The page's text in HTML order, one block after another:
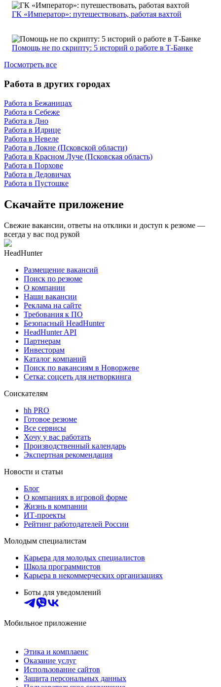
ГК «Император»: путешествовать, работая вахтой
Помощь не по скрипту: 5 историй о работе в Т-Банке
Посмотреть все
Работа в других городах
Работа в Бежаницах
Работа в Себеже
Работа в Дно
Работа в Идрице
Работа в Невеле
Работа в Локне (Псковской области)
Работа в Красном Луче (Псковская область)
Работа в Порхове
Работа в Дедовичах
Работа в Пустошке
Скачайте приложение
Свежие вакансии, ответы на отклики и доступ к резюме —
всегда у вас под рукой
HeadHunter
Размещение вакансий
Поиск по резюме
О компании
Наши вакансии
Реклама на сайте
Требования к ПО
Безопасный HeadHunter
HeadHunter API
Партнерам
Инвесторам
Каталог компаний
Поиск по вакансиям в Новоржеве
Сетка: соцсеть для нетворкинга
Соискателям
hh PRO
Готовое резюме
Все сервисы
Хочу у вас работать
Производственный календарь
Экспертная рекомендация
Новости и статьи
Блог
О компаниях в игровой форме
Жизнь в компании
ИТ-проекты
Рейтинг работодателей России
Молодым специалистам
Карьера для молодых специалистов
Школа программистов
Карьера в некоммерческих организациях
Боты для уведомлений
Мобильное приложение
Этика и комплаенс
Оказание услуг
Использование сайтов
Защита персональных данных